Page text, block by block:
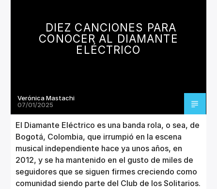
Invencible Radio
DIEZ CANCIONES PARA
CONOCER AL DIAMANTE
ELÉCTRICO
Verónica Mastachi
07/01/2025
El Diamante Eléctrico es una banda rola, o sea, de
Bogotá, Colombia, que irrumpió en la escena
musical independiente hace ya unos años, en
2012, y se ha mantenido en el gusto de miles de
seguidores que se siguen firmes creciendo como
comunidad siendo parte del Club de los Solitarios.